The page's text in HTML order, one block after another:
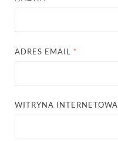
ADRES EMAIL *
WITRYNA INTERNETOWA